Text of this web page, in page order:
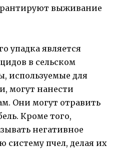
выживание
упадка является
в сельском
используемые для
могут нанести
Они могут отравить
Кроме того,
негативное
пчел, делая их